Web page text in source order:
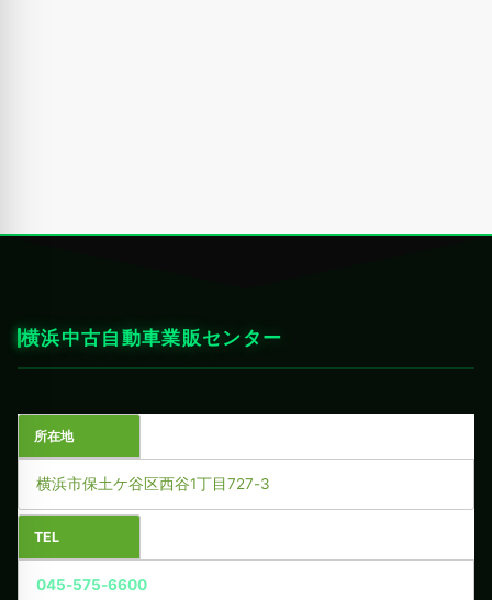
横浜中古自動車業販センター
所在地
横浜市保土ケ谷区西谷1丁目727-3
TEL
045-575-6600